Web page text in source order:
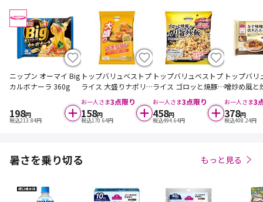
ニップン オーマイ Big
カルボナーラ 360g
198円
税込213.84円
トップバリュベストプ
ライス 大盛りナポリ
タン 1人前 360g
お一人さま3点限り
158円
税込170.64円
トップバリュベストプ
ライス ゴロッと焼豚
のガリ旨炒飯 580g
お一人さま3点限り
458円
税込494.64円
トップバリ
噌炒め風と
はん 1人前
お一人さま3
378円
税込408.24円
暑さを乗り切る もっと見る